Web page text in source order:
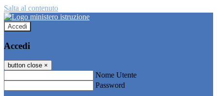
Salta al contenuto
Accedi
Accedi
button close ×
Nome Utente
Password